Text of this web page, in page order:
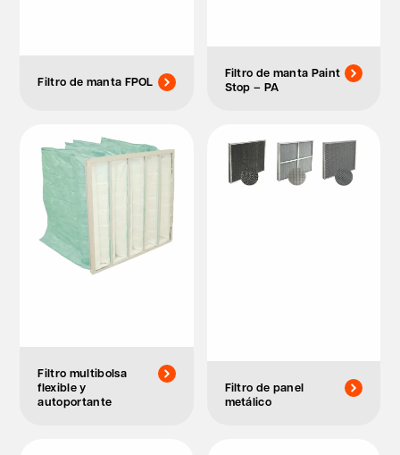
Filtro de manta FPOL
Filtro de manta Paint
Stop – PA
Filtro multibolsa
flexible y
autoportante
Filtro de panel
metálico